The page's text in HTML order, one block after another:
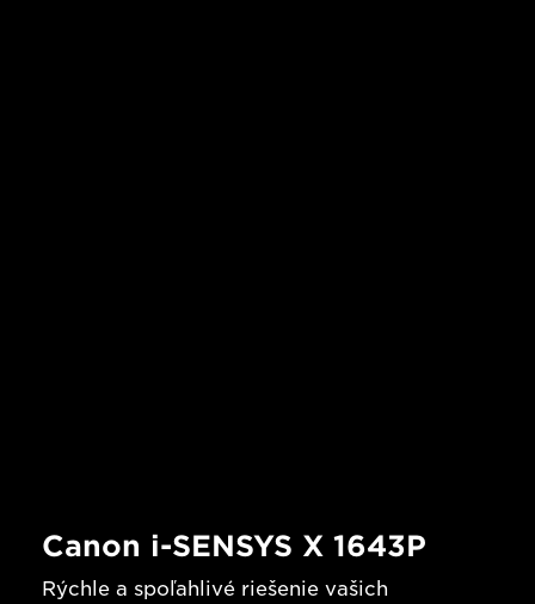
Canon i-SENSYS X 1643P
Rýchle a spoľahlivé riešenie vašich